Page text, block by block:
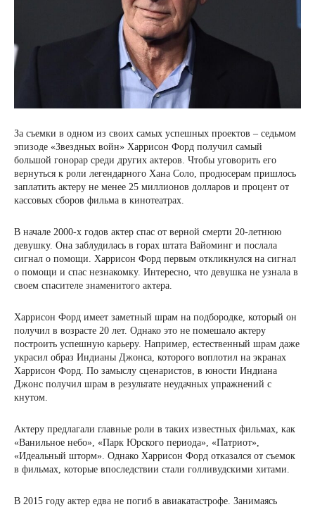
За съемки в одном из своих самых успешных проектов – седьмом
эпизоде «Звездных войн» Харрисон Форд получил самый
большой гонорар среди других актеров. Чтобы уговорить его
вернуться к роли легендарного Хана Соло, продюсерам пришлось
заплатить актеру не менее 25 миллионов долларов и процент от
кассовых сборов фильма в кинотеатрах.
В начале 2000-х годов актер спас от верной смерти 20-летнюю
девушку. Она заблудилась в горах штата Вайоминг и послала
сигнал о помощи. Харрисон Форд первым откликнулся на сигнал
о помощи и спас незнакомку. Интересно, что девушка не узнала в
своем спасителе знаменитого актера.
Харрисон Форд имеет заметный шрам на подбородке, который он
получил в возрасте 20 лет. Однако это не помешало актеру
построить успешную карьеру. Например, естественный шрам даже
украсил образ Индианы Джонса, которого воплотил на экранах
Харрисон Форд. По замыслу сценаристов, в юности Индиана
Джонс получил шрам в результате неудачных упражнений с
кнутом.
Актеру предлагали главные роли в таких известных фильмах, как
«Ванильное небо», «Парк Юрского периода», «Патриот»,
«Идеальный шторм». Однако Харрисон Форд отказался от съемок
в фильмах, которые впоследствии стали голливудскими хитами.
В 2015 году актер едва не погиб в авиакатастрофе. Занимаясь